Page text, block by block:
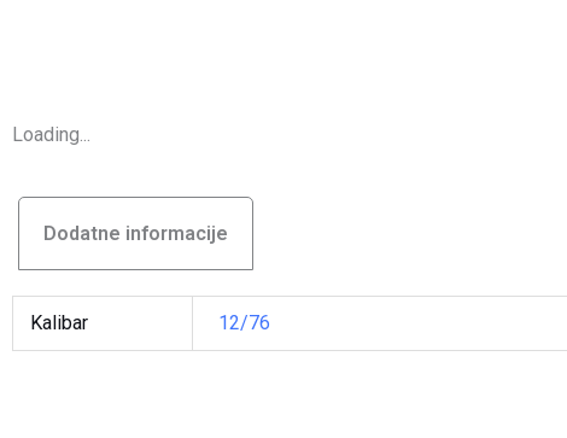
Loading...
Dodatne informacije
Kalibar 12/76